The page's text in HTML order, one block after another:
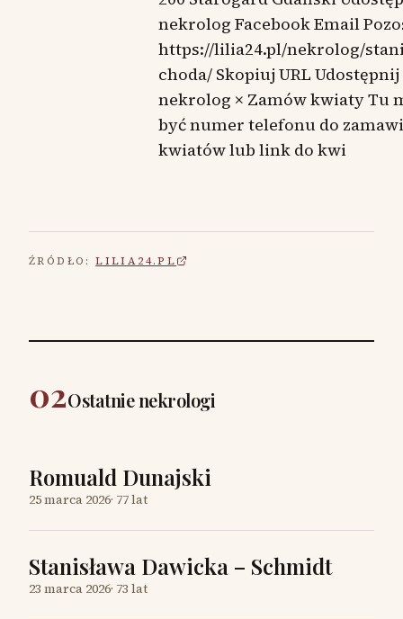
nekrolog Facebook Email
https://lilia24.pl/nekrolog/
choda/ Skopiuj URL Udostępnij
nekrolog × Zamów kwiaty Tu
być numer telefonu do
kwiatów lub link do kwi
ŹRÓDŁO: LILIA24.PL
02Ostatnie nekrologi
Romuald Dunajski
25 marca 2026· 77 lat
Stanisława Dawicka – Schmidt
23 marca 2026· 73 lat